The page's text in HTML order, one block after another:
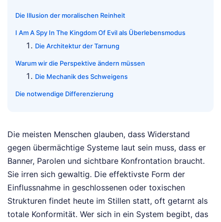
Die Illusion der moralischen Reinheit
I Am A Spy In The Kingdom Of Evil als Überlebensmodus
Die Architektur der Tarnung
Warum wir die Perspektive ändern müssen
Die Mechanik des Schweigens
Die notwendige Differenzierung
Die meisten Menschen glauben, dass Widerstand
gegen übermächtige Systeme laut sein muss, dass er
Banner, Parolen und sichtbare Konfrontation braucht.
Sie irren sich gewaltig. Die effektivste Form der
Einflussnahme in geschlossenen oder toxischen
Strukturen findet heute im Stillen statt, oft getarnt als
totale Konformität. Wer sich in ein System begibt, das